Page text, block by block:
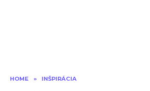
HOME » INŠPIRÁCIA